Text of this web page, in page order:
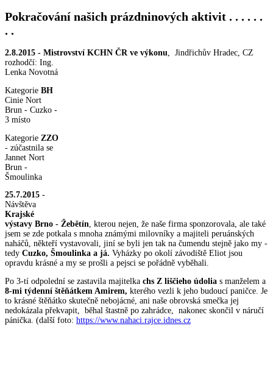
Pokračování našich prázdninových aktivit . . . . . .
. .
2.8.2015 - Mistrovství KCHN ČR ve výkonu, Jindřichův Hradec, CZ
rozhodčí: Ing.
Lenka Novotná
Kategorie BH
Cinie Nort
Brun - Cuzko -
3 místo
Kategorie ZZO
- zúčastnila se
Jannet Nort
Brun -
Šmoulinka
25.7.2015 -
Návštěva
Krajské
výstavy Brno - Žebětín, kterou nejen, že naše firma sponzorovala, ale také
jsem se zde potkala s mnoha známými milovníky a majiteli peruánských
naháčů, někteří vystavovali, jiní se byli jen tak na čumendu stejně jako my -
tedy Cuzko, Šmoulinka a já. Vyházky po okolí závodiště Eliot jsou
opravdu krásné a my se prošli a pejsci se pořádně vyběhali.
Po 3-tí odpolední se zastavila majitelka chs Z liščieho údolia s manželem a
8-mi týdenní štěňátkem Amirem, kterého vezli k jeho budoucí paničce. Je
to krásné štěňátko skutečně nebojácné, ani naše obrovská smečka jej
nedokázala překvapit, běhal štastně po zahrádce, nakonec skončil v náručí
pánička. (další foto: https://www.nahaci.rajce.idnes.cz